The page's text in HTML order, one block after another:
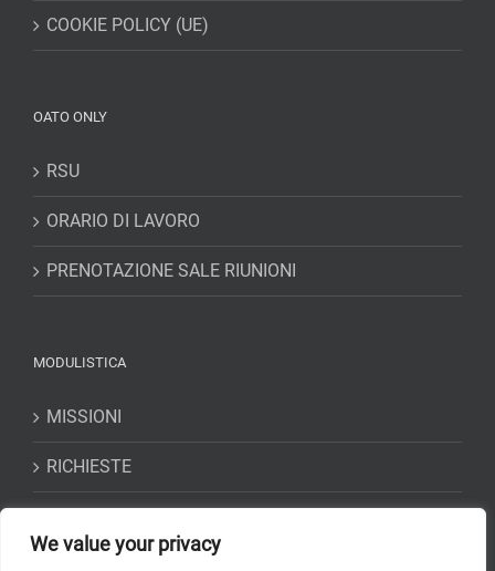
We value your privacy
COOKIE POLICY (UE)
OATO ONLY
RSU
ORARIO DI LAVORO
PRENOTAZIONE SALE RIUNIONI
MODULISTICA
MISSIONI
RICHIESTE